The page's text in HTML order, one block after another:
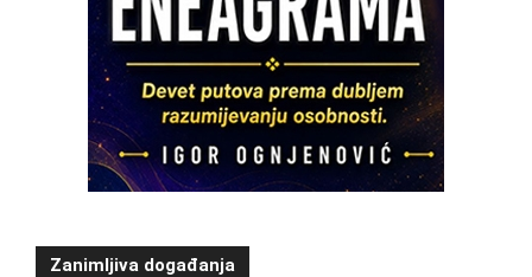
Zanimljiva događanja